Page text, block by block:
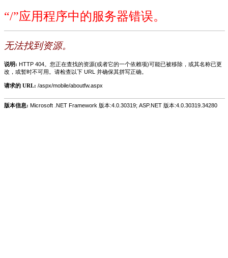
“/”应用程序中的服务器错误。
无法找到资源。
说明: HTTP 404。您正在查找的资源(或者它的一个依赖项)可能已被移除，或其名称已更
改，或暂时不可用。请检查以下 URL 并确保其拼写正确。
请求的 URL: /aspx/mobile/aboutfw.aspx
版本信息: Microsoft .NET Framework 版本:4.0.30319; ASP.NET 版本:4.0.30319.34280